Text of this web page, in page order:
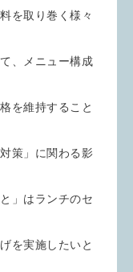
を取り巻く様々
、メニュー構成
を維持すること
策」に関わる影
」はランチのセ
を実施したいと